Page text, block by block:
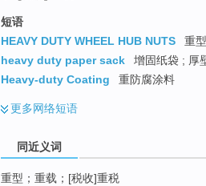
短语
HEAVY DUTY WHEEL HUB NUTS
重
heavy duty paper sack
增固纸袋 ; 厚
Heavy-duty Coating
重防腐涂料
更多网络短语
同近义词
重型；重载；[税收]重税